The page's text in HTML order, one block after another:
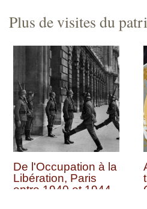
Plus de visites du
De l'Occupation à la
Libération, Paris
entre 1940 et 1944